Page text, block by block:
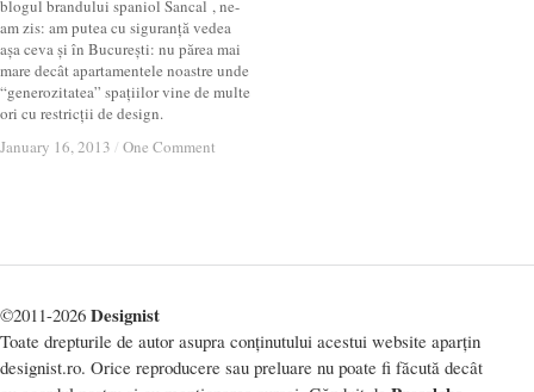
blogul brandului spaniol Sancal , ne-
am zis: am putea cu siguranță vedea
așa ceva și în București: nu părea mai
mare decât apartamentele noastre unde
“generozitatea” spațiilor vine de multe
ori cu restricții de design.
January 16, 2013 / One Comment
January 16, 2013 / One Comment
©2011-2026 Designist
Toate drepturile de autor asupra conținutului acestui website aparțin
designist.ro. Orice reproducere sau preluare nu poate fi făcută decât